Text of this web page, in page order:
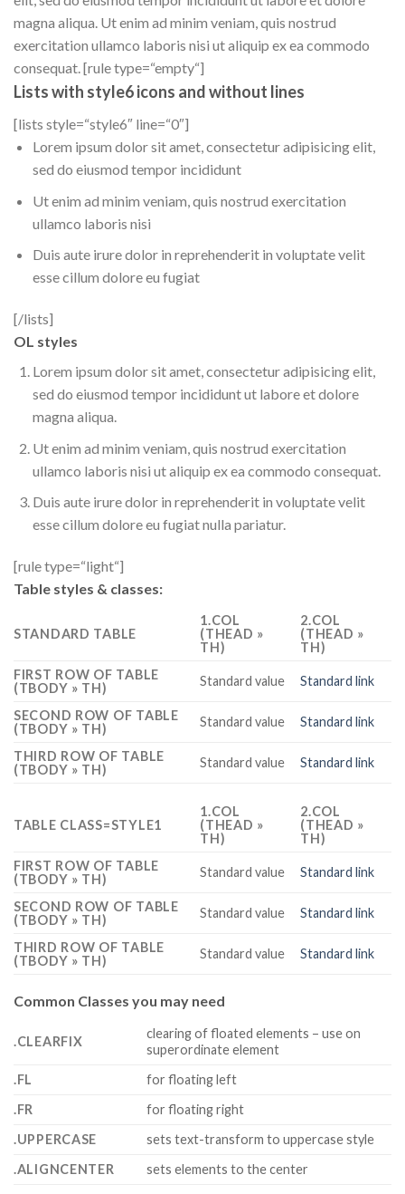
magna aliqua. Ut enim ad minim veniam, quis nostrud
exercitation ullamco laboris nisi ut aliquip ex ea commodo
consequat. [rule type=“empty“]
Lists with style6 icons and without lines
[lists style=“style6″ line=“0″]
Lorem ipsum dolor sit amet, consectetur adipisicing elit,
sed do eiusmod tempor incididunt
Ut enim ad minim veniam, quis nostrud exercitation
ullamco laboris nisi
Duis aute irure dolor in reprehenderit in voluptate velit
esse cillum dolore eu fugiat
[/lists]
OL styles
Lorem ipsum dolor sit amet, consectetur adipisicing elit,
sed do eiusmod tempor incididunt ut labore et dolore
magna aliqua.
Ut enim ad minim veniam, quis nostrud exercitation
ullamco laboris nisi ut aliquip ex ea commodo consequat.
Duis aute irure dolor in reprehenderit in voluptate velit
esse cillum dolore eu fugiat nulla pariatur.
[rule type=“light“]
Table styles & classes:
STANDARD TABLE
1.COL
(THEAD »
TH)
2.COL
(THEAD »
TH)
FIRST ROW OF TABLE
(TBODY » TH)
Standard value Standard link
SECOND ROW OF TABLE
(TBODY » TH)
Standard value Standard link
THIRD ROW OF TABLE
(TBODY » TH)
Standard value Standard link
TABLE CLASS=STYLE1
1.COL
(THEAD »
TH)
2.COL
(THEAD »
TH)
FIRST ROW OF TABLE
(TBODY » TH)
Standard value Standard link
SECOND ROW OF TABLE
(TBODY » TH)
Standard value Standard link
THIRD ROW OF TABLE
(TBODY » TH)
Standard value Standard link
Common Classes you may need
.CLEARFIX
clearing of floated elements – use on
superordinate element
.FL
for floating left
.FR
for floating right
.UPPERCASE
sets text-transform to uppercase style
.ALIGNCENTER
sets elements to the center